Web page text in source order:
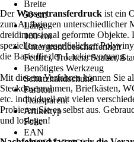
Breite
50 cm
Länge
100 cm
Untergrundbeschaffenheit
Fettfrei, Trocken, Sauber,
Benötigtes Werkzeug
Schutzhandschuhe
Farbton
Transparent
Artikeltyp
Folie
EAN
DerWassertransferdruck ist ein
zum Aufbringen unterschiedlicher
dreidimensional geformte Objekte.
speziellen wasserlöslichen
die Basis für den Lackiervorgang.
Mit diesem Verfahren können Sie
Steckdosenrahmen, Briefkästen,
etc. individuell mit vielen
Probieren Sie es selbst aus.
und loslegen!